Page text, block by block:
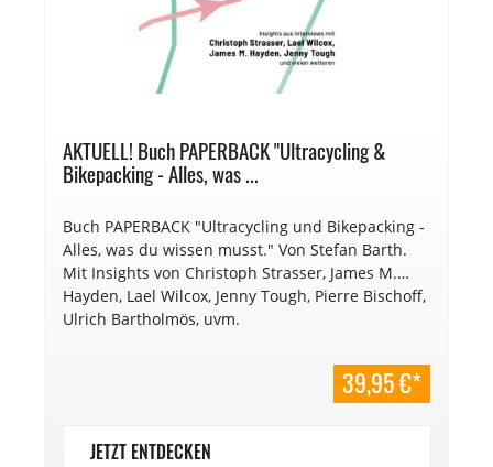
AKTUELL! Buch PAPERBACK "Ultracycling &
Bikepacking - Alles, was ...
Buch PAPERBACK "Ultracycling und Bikepacking -
Alles, was du wissen musst." Von Stefan Barth.
Mit Insights von Christoph Strasser, James M.
Hayden, Lael Wilcox, Jenny Tough, Pierre Bischoff,
Ulrich Bartholmös, uvm.
39,95 €*
JETZT ENTDECKEN